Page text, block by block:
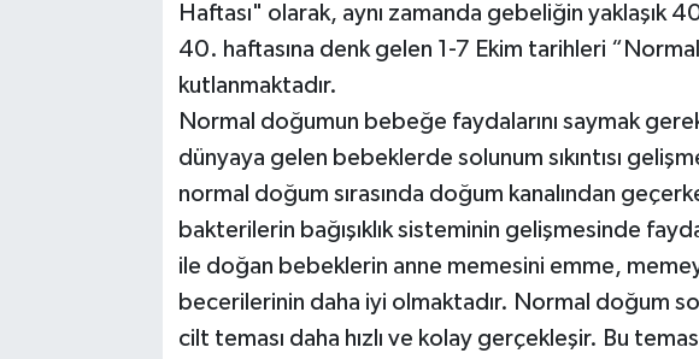
Haftası" olarak, aynı zamanda gebeliğin yaklaşık
40. haftasına denk gelen 1-7 Ekim tarihleri
kutlanmaktadır.
Normal doğumun bebeğe faydalarını saymak
dünyaya gelen bebeklerde solunum sıkıntısı
normal doğum sırasında doğum kanalından
bakterilerin bağışıklık sisteminin gelişmesinde
ile doğan bebeklerin anne memesini emme,
becerilerinin daha iyi olmaktadır. Normal doğum
cilt teması daha hızlı ve kolay gerçekleşir. Bu